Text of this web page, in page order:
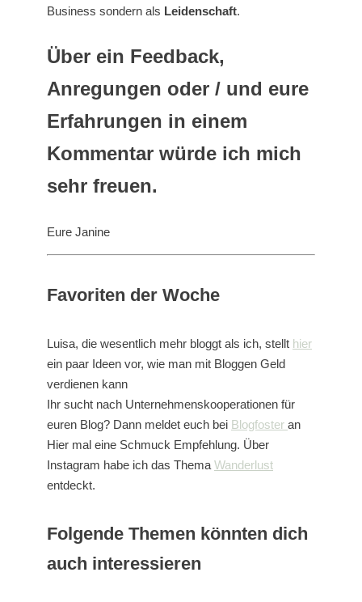
Business sondern als Leidenschaft.
Über ein Feedback,
Anregungen oder / und eure
Erfahrungen in einem
Kommentar würde ich mich
sehr freuen.
Eure Janine
Favoriten der Woche
Luisa, die wesentlich mehr bloggt als ich, stellt hier
ein paar Ideen vor, wie man mit Bloggen Geld
verdienen kann
Ihr sucht nach Unternehmenskooperationen für
euren Blog? Dann meldet euch bei Blogfoster an
Hier mal eine Schmuck Empfehlung. Über
Instagram habe ich das Thema Wanderlust
entdeckt.
Folgende Themen könnten dich
auch interessieren